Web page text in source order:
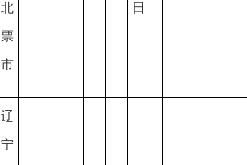
北
票
市
日
辽
宁